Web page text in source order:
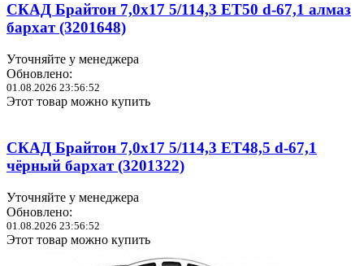
СКАД Брайтон 7,0x17 5/114,3 ET50 d-67,1 алмаз
бархат (3201648)
Уточняйте у менеджера
Обновлено:
01.08.2026 23:56:52
Этот товар можно купить
СКАД Брайтон 7,0x17 5/114,3 ET48,5 d-67,1
чёрный бархат (3201322)
Уточняйте у менеджера
Обновлено:
01.08.2026 23:56:52
Этот товар можно купить